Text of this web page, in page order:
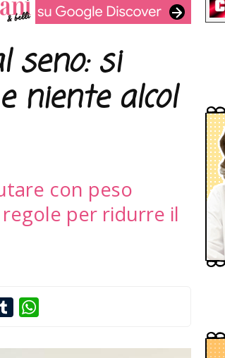
seno: si
niente alcol
con peso
per ridurre il
Tumblr